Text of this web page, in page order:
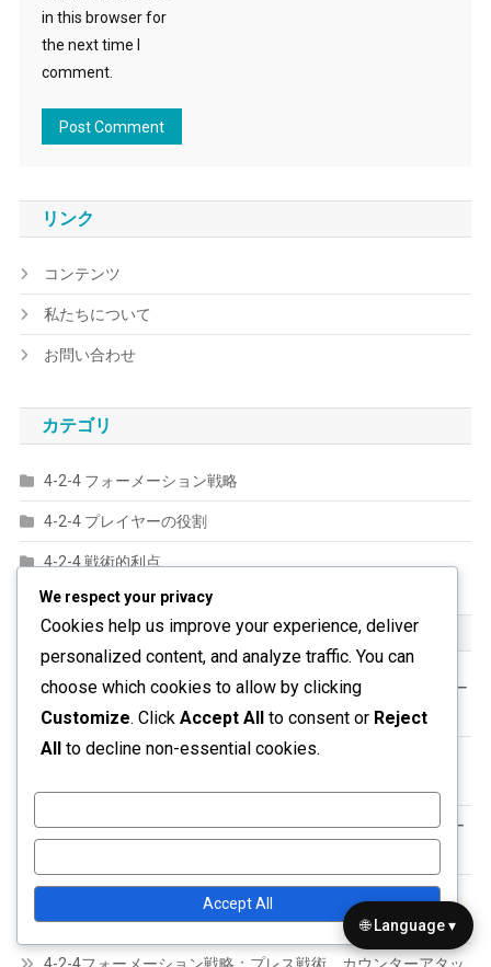
in this browser for
the next time I
comment.
リンク
コンテンツ
私たちについて
お問い合わせ
カテゴリ
4-2-4 フォーメーション戦略
4-2-4 プレイヤーの役割
4-2-4 戦術的利点
最近の投稿
4-2-4 フォーメーション戦略：間隔技術、幅の管理、オーバー
ロード戦略
4-2-4フォーメーション：攻撃的ミッドフィールダーの役割、
4-2-4フォーメーション：相手の弱点を突く、戦術分析、ゲー
4-2-4フォーメーション：プレッシングの効果、ボールの奪
回、素早いトランジション
We respect your privacy
Cookies help us improve your experience, deliver
personalized content, and analyze traffic. You can
choose which cookies to allow by clicking
Customize. Click Accept All to consent or Reject
All to decline non-essential cookies.
Accept All
🌐 Language ▾